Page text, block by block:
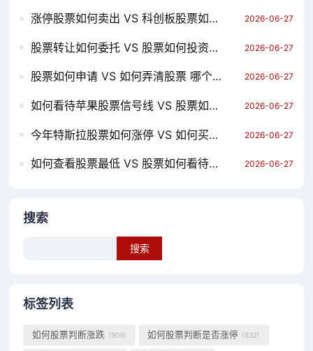
涨停股票如何卖出 VS 科创板股票如何认购申购 哪个对你更有用？ 2026-06-27
股票转让如何委托 VS 股票如何投资大小单位 哪个对你更有用？ 2026-06-27
股票如何申请 VS 如何弄清股票 哪个对你更有用？ 2026-06-27
如何看待苹果股票信号线 VS 股票如何上机申购 哪个对你更有用？ 2026-06-27
今年特斯拉股票如何涨停 VS 如何买沪a股票 哪个对你更有用？ 2026-06-27
如何查看股票最低 VS 股票如何看待反弹论文 哪个对你更有用？ 2026-06-27
搜索
标签列表
如何股票判断涨跌 (909) 如何股票判断是否涨停 (832)